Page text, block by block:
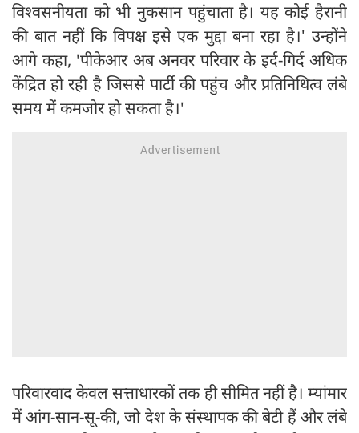
विश्वसनीयता को भी नुकसान पहुंचाता है। यह कोई हैरानी
की बात नहीं कि विपक्ष इसे एक मुद्दा बना रहा है।' उन्होंने
आगे कहा, 'पीकेआर अब अनवर परिवार के इर्द-गिर्द अधिक
केंद्रित हो रही है जिससे पार्टी की पहुंच और प्रतिनिधित्व लंबे
समय में कमजोर हो सकता है।'
परिवारवाद केवल सत्ताधारकों तक ही सीमित नहीं है। म्यांमार
में आंग-सान-सू-की, जो देश के संस्थापक की बेटी हैं और लंबे